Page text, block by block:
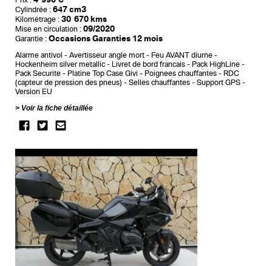
Cylindrée : 647 cm3
Kilométrage : 30 670 kms
Mise en circulation : 09/2020
Garantie : Occasions Garanties 12 mois
Alarme antivol Avertisseur angle mort
Feu AVANT diurne
Hockenheim silver metallic
Livret de bord francais
Pack HighLine
Pack Securite
Platine Top Case Givi Poignees chauffantes
RDC
(capteur de pression des pneus)
Selles chauffantes
Support GPS
Version EU
Voir la fiche détaillée